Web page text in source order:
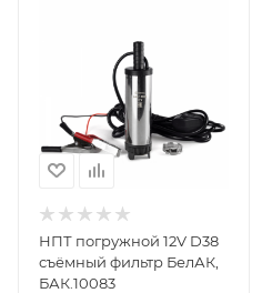
НПТ погружной 12V D38
съёмный фильтр БелАК,
БАК.10083